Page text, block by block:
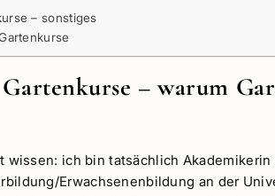
– sonstiges
– warum
wissen: ich bin tatsächlich
Erwachsenenbildung an der